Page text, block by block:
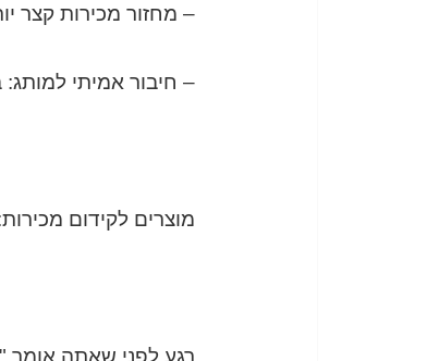
– מחזור מכירות קצר
– חיבור אמיתי למותג:
מוצרים לקידום
רגע לפני שאתה אומר